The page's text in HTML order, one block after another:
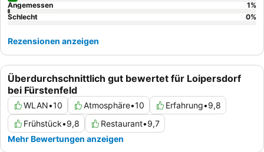
Überdurchschnittlich gut bewertet für Loipersdorf
bei Fürstenfeld
WLAN•10 Atmosphäre•10 Erfahrung•9,8
Frühstück•9,8 Restaurant•9,7
Mehr Bewertungen anzeigen
Angemessen
1%
Schlecht
0%
Rezensionen anzeigen